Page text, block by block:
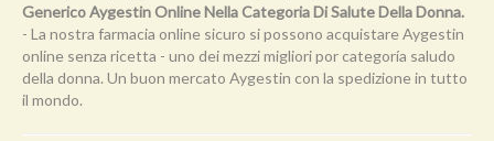
Generico Aygestin Online Nella Categoria Di Salute Della Donna.
- La nostra farmacia online sicuro si possono acquistare Aygestin
online senza ricetta - uno dei mezzi migliori por categoría saludo
della donna. Un buon mercato Aygestin con la spedizione in tutto
il mondo.